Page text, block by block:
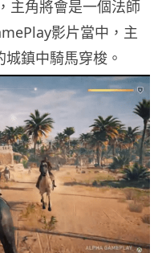
主角將會是一個法師
影片當中，主
鎮中騎馬穿梭。